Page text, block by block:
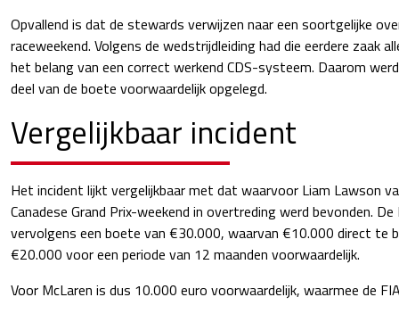
Opvallend is dat de stewards verwijzen naar een soortgelijke
raceweekend. Volgens de wedstrijdleiding had die eerdere zaak
het belang van een correct werkend CDS-systeem. Daarom
deel van de boete voorwaardelijk opgelegd.
Vergelijkbaar incident
Het incident lijkt vergelijkbaar met dat waarvoor Liam Lawson
Canadese Grand Prix-weekend in overtreding werd bevonden.
vervolgens een boete van €30.000, waarvan €10.000 direct te
€20.000 voor een periode van 12 maanden voorwaardelijk.
Voor McLaren is dus 10.000 euro voorwaardelijk, waarmee de